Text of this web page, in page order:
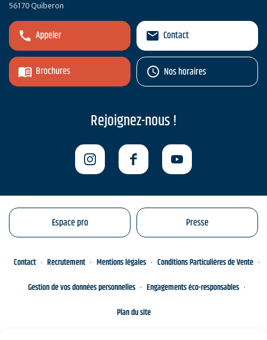
56170 Quiberon
Appeler
Brochures
Contact
Nos horaires
Rejoignez-nous !
Espace pro Presse
Contact Recrutement Mentions légales
Conditions Particulières de Vente
Gestion de vos données personnelles
Engagements éco-responsables
Plan du site